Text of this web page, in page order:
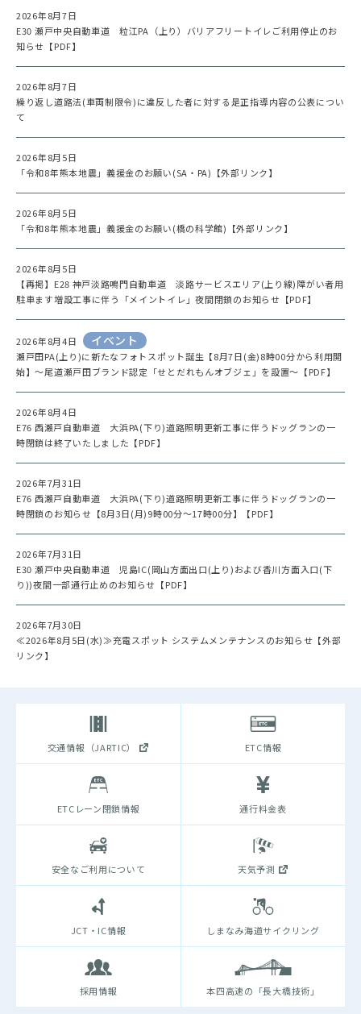
2026年8月7日
E30 瀬戸中央自動車道 粒江PA（上り）バリアフリートイレご利用停止のお
知らせ【PDF】
2026年8月7日
繰り返し道路法(車両制限令)に違反した者に対する是正指導内容の公表につい
て
2026年8月5日
「令和8年熊本地震」義援金のお願い(SA・PA)【外部リンク】
2026年8月5日
「令和8年熊本地震」義援金のお願い(橋の科学館)【外部リンク】
2026年8月5日
【再掲】E28 神戸淡路鳴門自動車道 淡路サービスエリア(上り線)障がい者用
駐車ます増設工事に伴う「メイントイレ」夜間閉鎖のお知らせ【PDF】
2026年8月4日 イベント
瀬戸田PA(上り)に新たなフォトスポット誕生【8月7日(金)8時00分から利用開
始】～尾道瀬戸田ブランド認定「せとだれもんオブジェ」を設置～【PDF】
2026年8月4日
E76 西瀬戸自動車道 大浜PA(下り)道路照明更新工事に伴うドッグランの一
時閉鎖は終了いたしました【PDF】
2026年7月31日
E76 西瀬戸自動車道 大浜PA(下り)道路照明更新工事に伴うドッグランの一
時閉鎖のお知らせ【8月3日(月)9時00分～17時00分】【PDF】
2026年7月31日
E30 瀬戸中央自動車道 児島IC(岡山方面出口(上り)および香川方面入口(下
り))夜間一部通行止めのお知らせ【PDF】
2026年7月30日
≪2026年8月5日(水)≫充電スポット システムメンテナンスのお知らせ【外部
リンク】
交通情報（JARTIC） ETC情報
ETCレーン閉鎖情報 通行料金表
安全なご利用について 天気予測
JCT・IC情報 しまなみ海道サイクリング
採用情報 本四高速の「長大橋技術」